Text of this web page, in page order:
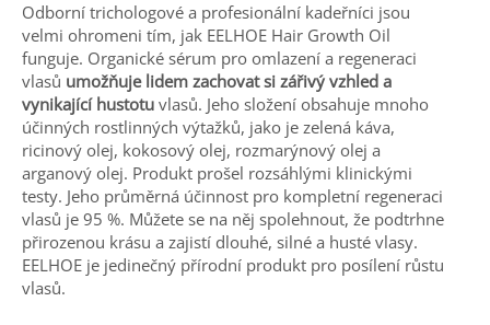
Odborní trichologové a profesionální kadeřníci jsou
velmi ohromeni tím, jak EELHOE Hair Growth Oil
funguje. Organické sérum pro omlazení a regeneraci
vlasů umožňuje lidem zachovat si zářivý vzhled a
vynikající hustotu vlasů. Jeho složení obsahuje mnoho
účinných rostlinných výtažků, jako je zelená káva,
ricinový olej, kokosový olej, rozmarýnový olej a
arganový olej. Produkt prošel rozsáhlými klinickými
testy. Jeho průměrná účinnost pro kompletní regeneraci
vlasů je 95 %. Můžete se na něj spolehnout, že podtrhne
přirozenou krásu a zajistí dlouhé, silné a husté vlasy.
EELHOE je jedinečný přírodní produkt pro posílení růstu
vlasů.